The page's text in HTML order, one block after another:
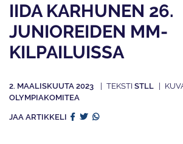
IIDA KARHUNEN 26.
JUNIOREIDEN MM-
KILPAILUISSA
2. MAALISKUUTA 2023 STLL
OLYMPIAKOMITEA
JAA ARTIKKELI